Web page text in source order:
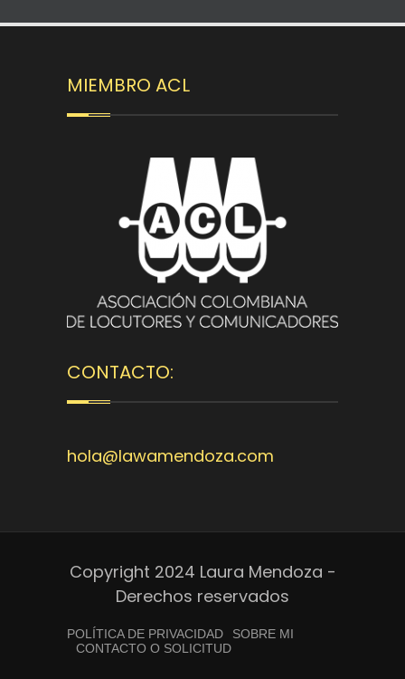
MIEMBRO ACL
CONTACTO:
hola@lawamendoza.com
Copyright 2024 Laura Mendoza -
Derechos reservados
POLÍTICA DE PRIVACIDAD
SOBRE MI
CONTACTO O SOLICITUD